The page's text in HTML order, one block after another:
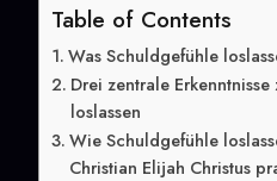
Table of Contents
Was Schuldgefühle
Drei zentrale
loslassen
Wie Schuldgefühle
Christian Elijah Christus